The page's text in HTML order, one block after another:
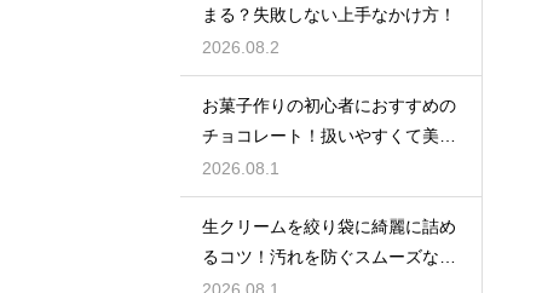
まる？失敗しない上手なかけ方！
2026.08.2
お菓子作りの初心者におすすめの
チョコレート！扱いやすくて美味
しい種類を紹介
2026.08.1
生クリームを絞り袋に綺麗に詰め
るコツ！汚れを防ぐスムーズな入
れ方